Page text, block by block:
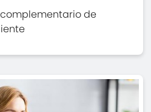
de